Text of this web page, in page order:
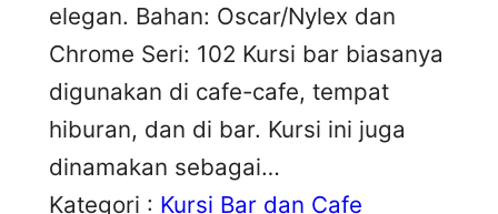
elegan. Bahan: Oscar/Nylex dan
Chrome Seri: 102 Kursi bar biasanya
digunakan di cafe-cafe, tempat
hiburan, dan di bar. Kursi ini juga
dinamakan sebagai…
Kategori : Kursi Bar dan Cafe